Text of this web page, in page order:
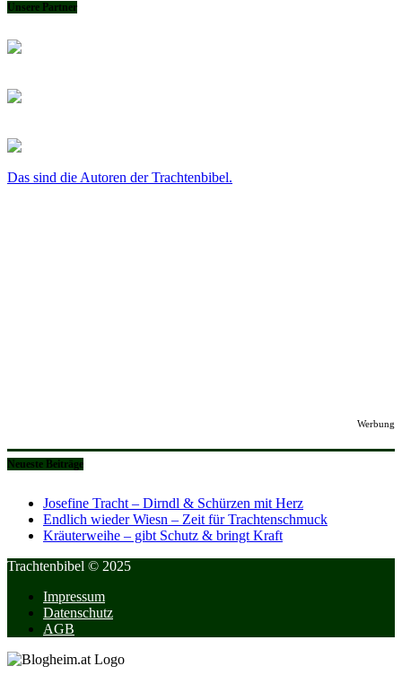
Unsere Partner
Das sind die Autoren der Trachtenbibel.
Werbung
Neueste Beiträge
Josefine Tracht – Dirndl & Schürzen mit Herz
Endlich wieder Wiesn – Zeit für Trachtenschmuck
Kräuterweihe – gibt Schutz & bringt Kraft
Trachtenbibel © 2025
Impressum
Datenschutz
AGB